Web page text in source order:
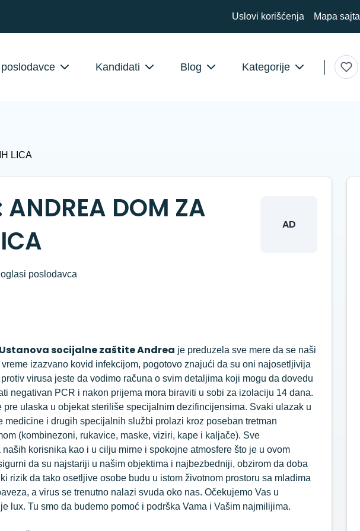
Uslovi korišćenja Mapa sajta
Kandidati Blog Kategorije
LICA
DOM ZA
AD
poslodavca
Ustanova socijalne zaštite Andrea je preduzela sve mere da se naši
izazvano kovid infekcijom, pogotovo znajući da su oni najosetljivija
virusa jeste da vodimo računa o svim detaljima koji mogu da dovedu
negativan PCR i nakon prijema mora biraviti u sobi za izolaciju 14 dana.
ulaska u objekat steriliše specijalnim dezifincijensima. Svaki ulazak u
i drugih specijalnih službi prolazi kroz poseban tretman
(kombinezoni, rukavice, maske, viziri, kape i kaljače). Sve
korisnika kao i u cilju mirne i spokojne atmosfere što je u ovom
da su najstariji u našim objektima i najbezbedniji, obzirom da doba
rizik da tako osetljive osobe budu u istom životnom prostoru sa mladima
a virus se trenutno nalazi svuda oko nas. Očekujemo Vas u
lux. Tu smo da budemo pomoć i podrška Vama i Vašim najmilijima.